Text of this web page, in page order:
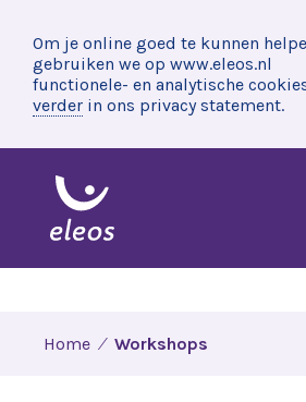
Om je online goed te kunnen
gebruiken we op www.eleos.nl
functionele- en analytische
verder in ons privacy statement.
Home Workshops